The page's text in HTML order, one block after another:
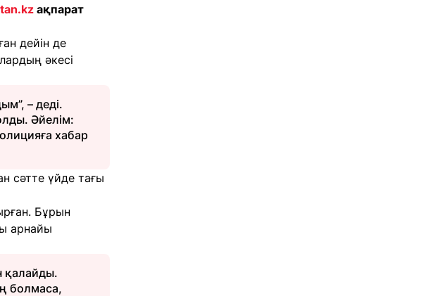
ақпарат
дейін де
әкесі
– деді.
Әйелім:
хабар
сәтте үйде тағы
Бұрын
арнайы
қалайды.
болмаса,